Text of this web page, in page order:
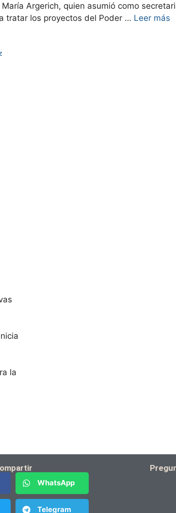
Argerich, quien asumió como
tratar los proyectos del Poder … Leer más
la
WhatsApp
Telegram